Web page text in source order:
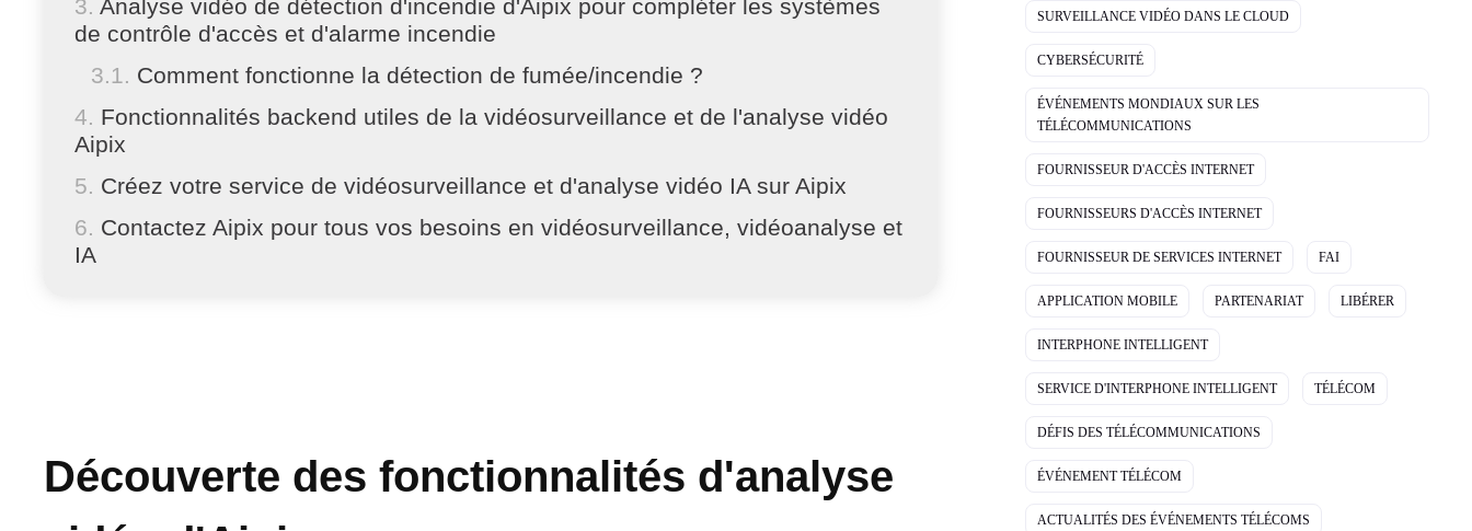
Analyse vidéo de détection d'incendie d'Aipix pour compléter les systèmes
de contrôle d'accès et d'alarme incendie
Comment fonctionne la détection de fumée/incendie ?
Fonctionnalités backend utiles de la vidéosurveillance et de l'analyse vidéo
Aipix
Créez votre service de vidéosurveillance et d'analyse vidéo IA sur Aipix
Contactez Aipix pour tous vos besoins en vidéosurveillance, vidéoanalyse et
IA
Découverte des fonctionnalités d'analyse
SURVEILLANCE VIDÉO DANS LE CLOUD
CYBERSÉCURITÉ
ÉVÉNEMENTS MONDIAUX SUR LES
TÉLÉCOMMUNICATIONS
FOURNISSEUR D'ACCÈS INTERNET
FOURNISSEURS D'ACCÈS INTERNET
FOURNISSEUR DE SERVICES INTERNET FAI
APPLICATION MOBILE PARTENARIAT LIBÉRER
INTERPHONE INTELLIGENT
SERVICE D'INTERPHONE INTELLIGENT TÉLÉCOM
DÉFIS DES TÉLÉCOMMUNICATIONS
ÉVÉNEMENT TÉLÉCOM
ACTUALITÉS DES ÉVÉNEMENTS TÉLÉCOMS